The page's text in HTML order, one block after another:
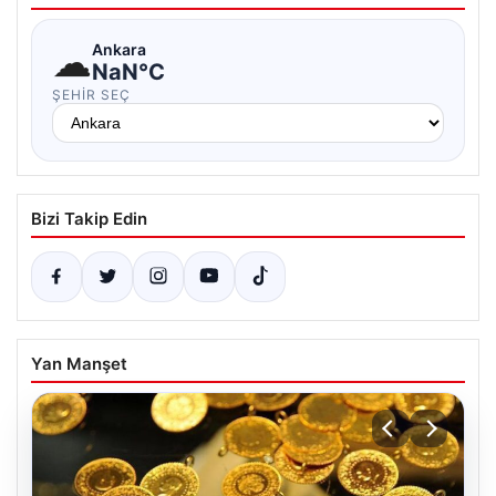
☁Ankara
NaN°C
ŞEHIR SEÇ
Bizi Takip Edin
Yan Manşet